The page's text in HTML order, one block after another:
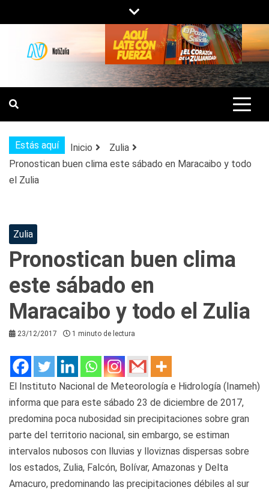
al
contenido
NOTIZULIA
NOTICIAS DEL ZULIA, VENEZUELA Y
DE INTERÉS GENERAL.
Estás aquí Inicio
Zulia
Pronostican buen clima este sábado en Maracaibo y todo
el Zulia
Zulia
Pronostican buen clima
este sábado en
Maracaibo y todo el Zulia
23/12/2017 1 minuto de lectura
El Instituto Nacional de Meteorología e Hidrología (Inameh)
informa que para este sábado 23 de diciembre de 2017,
predomina poca nubosidad sin precipitaciones sobre gran
parte del territorio nacional, sin embargo, se estiman
intervalos nubosos con lluvias y lloviznas dispersas sobre
los estados, Zulia, Falcón, Bolívar, Amazonas y Delta
Amacuro, predominando las precipitaciones débiles al sur